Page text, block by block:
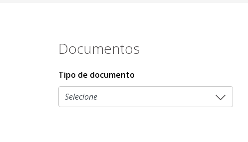
Documentos
Tipo de documento